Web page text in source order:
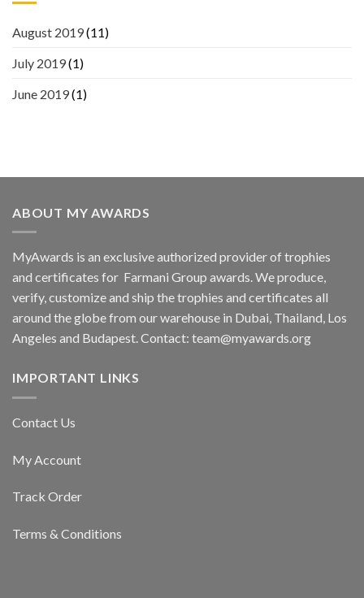
August 2019(11)
July 2019(1)
June 2019(1)
ABOUT MY AWARDS
MyAwards is an exclusive authorized provider of trophies
and certificates for Farmani Group awards. We produce,
verify, customize and ship the trophies and certificates all
around the globe from our warehouse in Dubai, Thailand, Los
Angeles and Budapest. Contact: team@myawards.org
IMPORTANT LINKS
Contact Us
My Account
Track Order
Terms & Conditions